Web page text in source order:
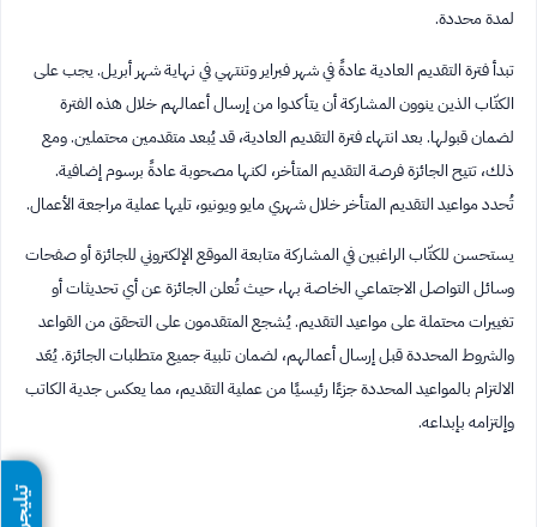
لمدة محددة.
تبدأ فترة التقديم العادية عادةً في شهر فبراير وتنتهي في نهاية شهر أبريل. يجب على
الكتّاب الذين ينوون المشاركة أن يتأكدوا من إرسال أعمالهم خلال هذه الفترة
لضمان قبولها. بعد انتهاء فترة التقديم العادية، قد يُبعد متقدمين محتملين. ومع
ذلك، تتيح الجائزة فرصة التقديم المتأخر، لكنها مصحوبة عادةً برسوم إضافية.
تُحدد مواعيد التقديم المتأخر خلال شهري مايو ويونيو، تليها عملية مراجعة الأعمال.
يستحسن للكتّاب الراغبين في المشاركة متابعة الموقع الإلكتروني للجائزة أو صفحات
وسائل التواصل الاجتماعي الخاصة بها، حيث تُعلن الجائزة عن أي تحديثات أو
تغييرات محتملة على مواعيد التقديم. يُشجع المتقدمون على التحقق من القواعد
والشروط المحددة قبل إرسال أعمالهم، لضمان تلبية جميع متطلبات الجائزة. يُعَد
الالتزام بالمواعيد المحددة جزءًا رئيسيًا من عملية التقديم، مما يعكس جدية الكاتب
وإلتزامه بإبداعه.